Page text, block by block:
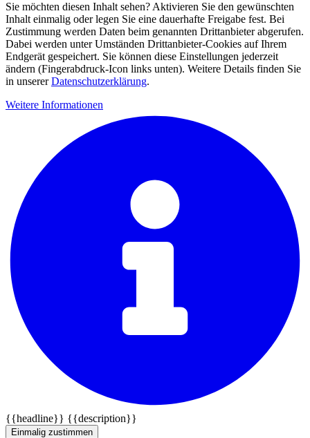
Sie möchten diesen Inhalt sehen? Aktivieren Sie den gewünschten
Inhalt einmalig oder legen Sie eine dauerhafte Freigabe fest. Bei
Zustimmung werden Daten beim genannten Drittanbieter abgerufen.
Dabei werden unter Umständen Drittanbieter-Cookies auf Ihrem
Endgerät gespeichert. Sie können diese Einstellungen jederzeit
ändern (Fingerabdruck-Icon links unten). Weitere Details finden Sie
in unsererDatenschutzerklärung.
Weitere Informationen
{{headline}} {{description}}
Einmalig zustimmen